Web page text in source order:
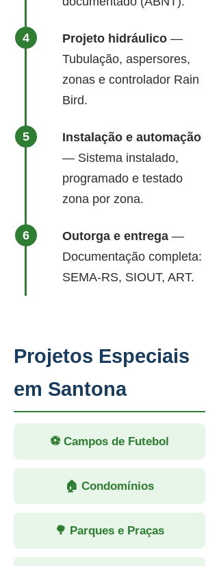
Projeto hidráulico —
Tubulação, aspersores,
zonas e controlador Rain
Bird.
Instalação e automação
— Sistema instalado,
programado e testado
zona por zona.
Outorga e entrega —
Documentação completa:
SEMA-RS, SIOUT, ART.
Projetos Especiais
em Santona
⚽ Campos de Futebol
🏠 Condomínios
🌳 Parques e Praças